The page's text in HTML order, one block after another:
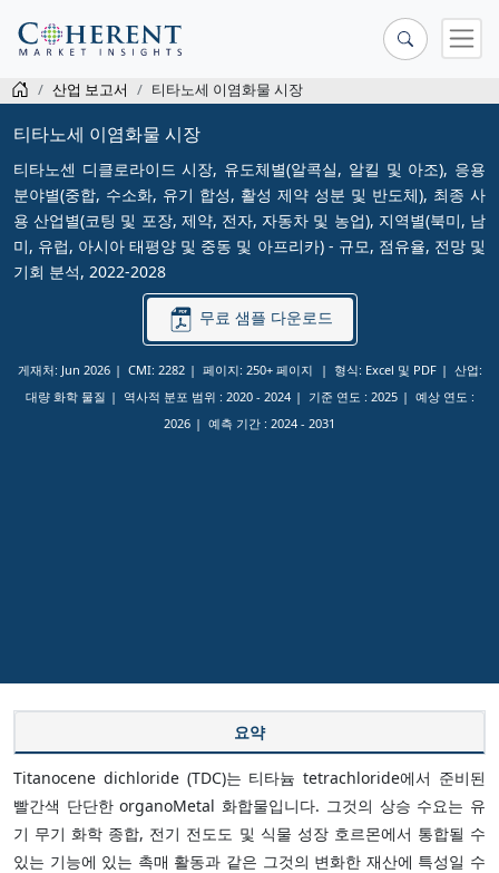
산업 보고서 티타노세 이염화물 시장
티타노세 이염화물 시장
티타노센 디클로라이드 시장, 유도체별(알콕실, 알킬 및 아조), 응용
분야별(중합, 수소화, 유기 합성, 활성 제약 성분 및 반도체), 최종 사
용 산업별(코팅 및 포장, 제약, 전자, 자동차 및 농업), 지역별(북미, 남
미, 유럽, 아시아 태평양 및 중동 및 아프리카) - 규모, 점유율, 전망 및
기회 분석, 2022-2028
무료 샘플 다운로드
게재처: Jun 2026 CMI: 2282 페이지: 250+ 페이지 형식: Excel 및 PDF
산업:
대량 화학 물질
역사적 분포 범위 : 2020 - 2024 기준 연도 : 2025
예상 연도 :
2026
예측 기간 : 2024 - 2031
요약
Titanocene dichloride (TDC)는 티타늄 tetrachloride에서 준비된
빨간색 단단한 organoMetal 화합물입니다. 그것의 상승 수요는 유
기 무기 화학 종합, 전기 전도도 및 식물 성장 호르몬에서 통합될 수
있는 기능에 있는 촉매 활동과 같은 그것의 변화한 재산에 특성일 수